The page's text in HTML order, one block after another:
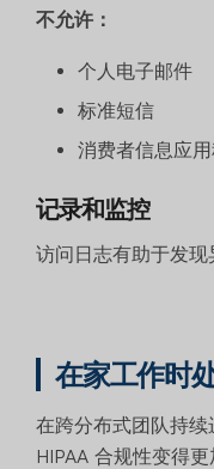
不允许：
个人电子邮件
标准短信
消费者信息应
记录和监控
访问日志有助于发现
在家工作时
在跨分布式团队持
HIPAA 合规性变得